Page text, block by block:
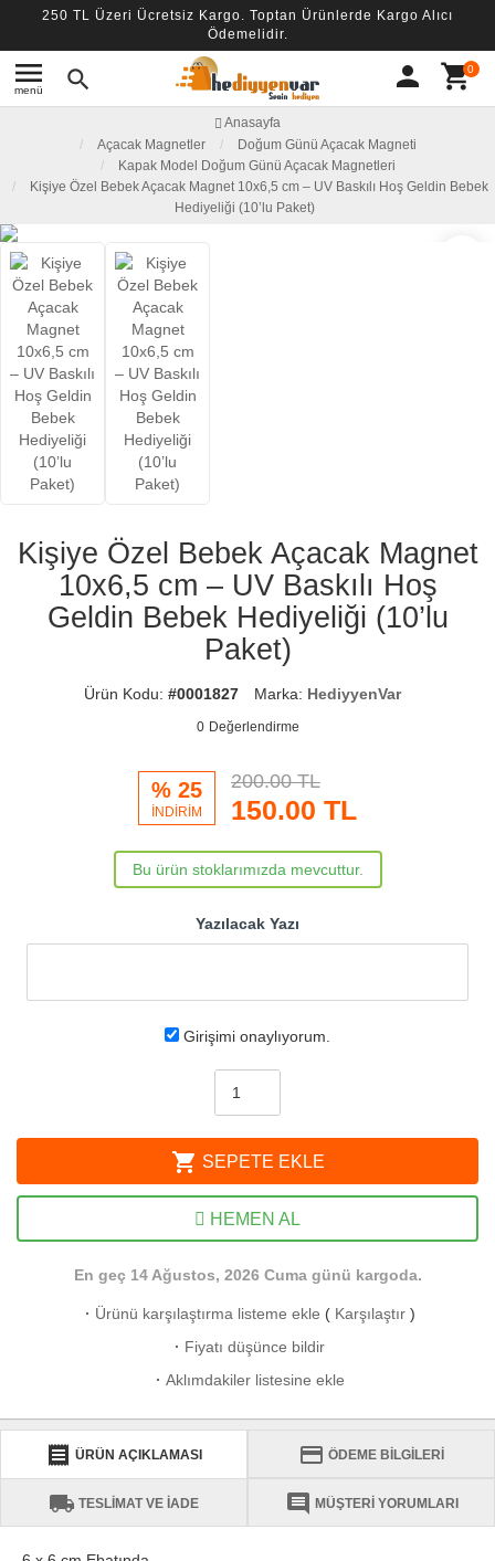
250 TL Üzeri Ücretsiz Kargo. Toptan Ürünlerde Kargo Alıcı
Ödemelidir.
menu
menü search person shopping_cart0
Anasayfa
Açacak Magnetler
Doğum Günü Açacak Magneti
Kapak Model Doğum Günü Açacak Magnetleri
Kişiye Özel Bebek Açacak Magnet 10x6,5 cm – UV Baskılı Hoş Geldin Bebek
Hediyeliği (10’lu Paket)
Kişiye Özel Bebek Açacak Magnet
10x6,5 cm – UV Baskılı Hoş
Geldin Bebek Hediyeliği (10’lu
Paket)
Ürün Kodu: #0001827 Marka: HediyyenVar
0 Değerlendirme
% 25
İNDİRİM
200.00 TL
150.00 TL
Bu ürün stoklarımızda mevcuttur.
Yazılacak Yazı
Girişimi onaylıyorum.
shopping_cart SEPETE EKLE
HEMEN AL
En geç 14 Ağustos, 2026 Cuma günü kargoda.
· Ürünü karşılaştırma listeme ekle ( Karşılaştır)
· Fiyatı düşünce bildir
· Aklımdakiler listesine ekle
receipt ÜRÜN AÇIKLAMASI credit_card ÖDEME BİLGİLERİ
local_shipping TESLİMAT VE İADE comment MÜŞTERİ YORUMLARI